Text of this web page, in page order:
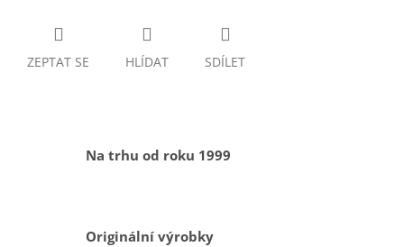
ZEPTAT SE HLÍDAT SDÍLET
Na trhu od roku 1999
Originální výrobky